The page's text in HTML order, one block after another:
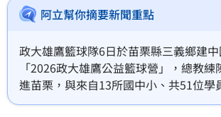
阿立幫你摘要新聞重點
政大雄鷹籃球隊6日於苗栗縣三義鄉建
「2026政大雄鷹公益籃球營」，總教
進苗栗，與來自13所國中小、共51位學
與歡笑的一天。其中，來自苗栗三義、